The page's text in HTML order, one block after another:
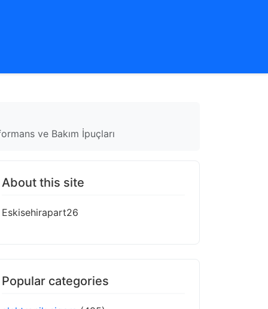
ve Bakım İpuçları
About this site
Eskisehirapart26
Popular categories